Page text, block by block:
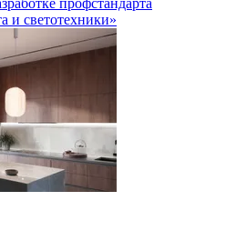
и светотехники»